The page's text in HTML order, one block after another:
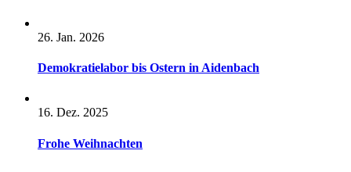
26. Jan. 2026
Demokratielabor bis Ostern in Aidenbach
16. Dez. 2025
Frohe Weihnachten